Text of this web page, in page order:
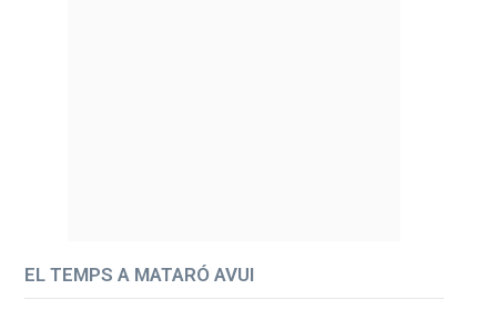
EL TEMPS A MATARÓ AVUI